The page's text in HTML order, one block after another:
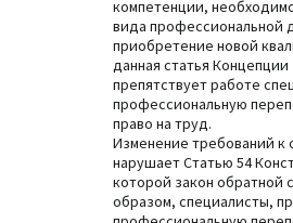
компетенции,
вида профессиональной
приобретение новой
данная статья
препятствует работе
профессиональную
право на труд.
Изменение требований к
нарушает Статью 54
которой закон обратной
образом, специалисты,